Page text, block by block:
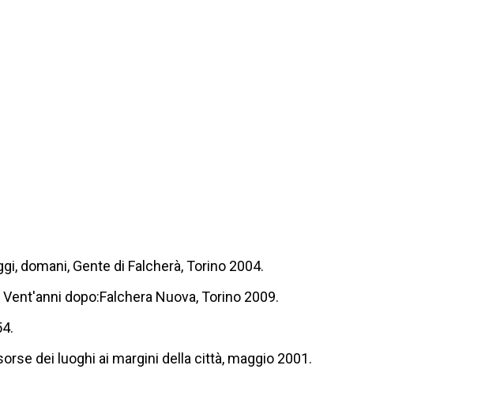
domani, Gente di Falcherà, Torino 2004.
Vent'anni dopo:Falchera Nuova, Torino 2009.
dei luoghi ai margini della città, maggio 2001.